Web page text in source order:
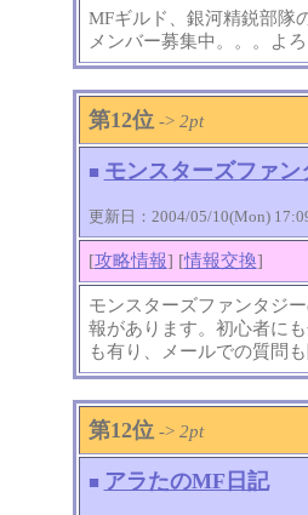
MFギルド、銀河精鋭部隊
メンバー募集中。。。よろ
第12位 -> 2pt
■ モンスターズファ
更新日：2004/05/10(Mon)
[攻略情報] [情報交換]
モンスターズファンタジ
報があります。初心者に
も有り、メールでの質問
第12位 -> 2pt
■ アラたのMF日記